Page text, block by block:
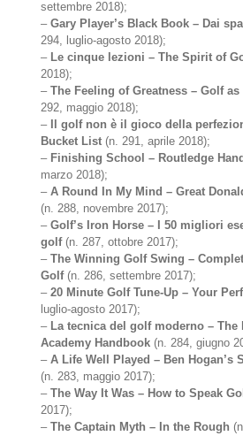
settembre 2018);
–Gary Player’s Black Book – Dai
294, luglio-agosto 2018);
– Le cinque lezioni – The Spirit of
2018);
–The Feeling of Greatness – Golf
292, maggio 2018);
–
Il golf non è il gioco della
Bucket List (n. 291, aprile 2018);
– Finishing School – Routledge
marzo 2018);
–A Round In My Mind – Great
(n. 288, novembre 2017);
–Golf’s Iron Horse – I 50 migliori
golf(n. 287, ottobre 2017);
–The Winning Golf Swing –
Golf(n. 286, settembre 2017);
–20 Minute Golf Tune-Up – Your
luglio-agosto 2017);
– La tecnica del golf moderno – The
Academy Handbook (n. 284, giugno
–A Life Well Played – Ben Hogan’s
(n. 283, maggio 2017);
–The Way It Was – How to Speak
2017);
–The Captain Myth – In the Rough